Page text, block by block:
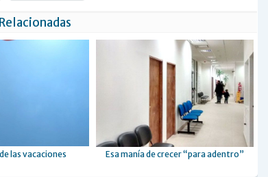
las vacaciones Esa manía de crecer “para adentro”